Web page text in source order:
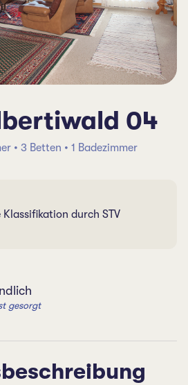
04
• 3 Betten • 1 Badezimmer
durch STV
gesorgt